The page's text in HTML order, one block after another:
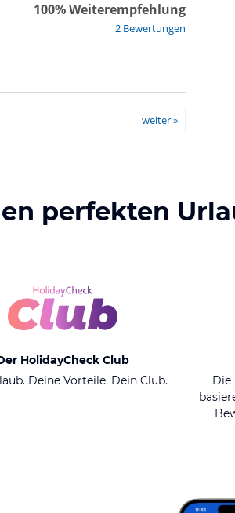
2 Bewertungen
100% Weiterempfehlung
weiter »
perfekten
HolidayCheck Club
Deine Vorteile. Dein Club.
Die